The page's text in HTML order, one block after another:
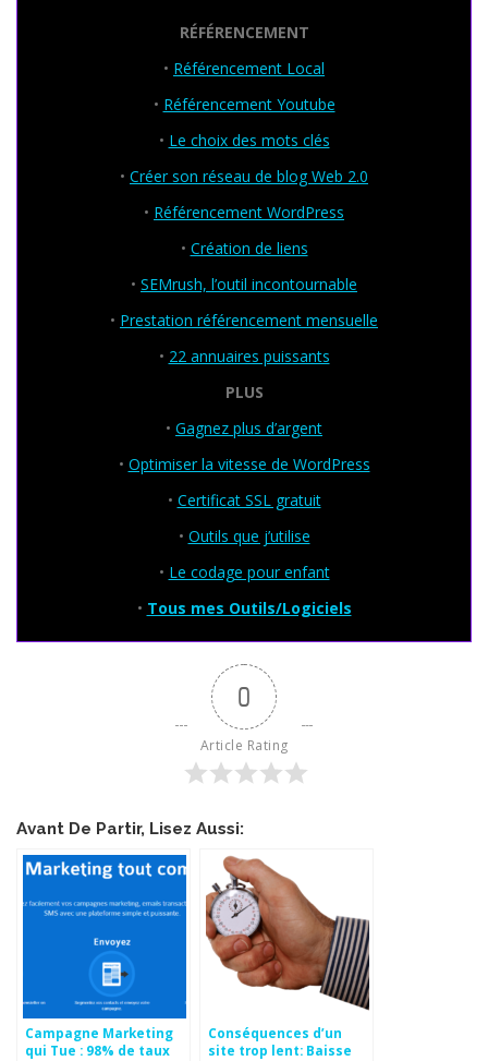
RÉFÉRENCEMENT
• Référencement Local
• Référencement Youtube
• Le choix des mots clés
• Créer son réseau de blog Web 2.0
• Référencement WordPress
• Création de liens
• SEMrush, l’outil incontournable
• Prestation référencement mensuelle
• 22 annuaires puissants
PLUS
• Gagnez plus d’argent
• Optimiser la vitesse de WordPress
• Certificat SSL gratuit
• Outils que j’utilise
• Le codage pour enfant
• Tous mes Outils/Logiciels
0
Article Rating
Avant De Partir, Lisez Aussi:
Campagne Marketing
qui Tue : 98% de taux
Conséquences d’un
site trop lent: Baisse